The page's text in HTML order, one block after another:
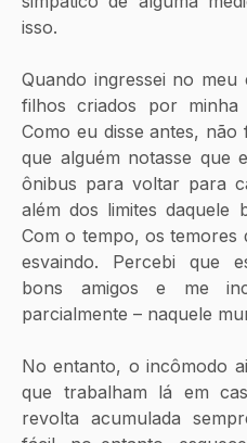
isso.
Quando ingressei no
filhos criados por
Como eu disse antes,
que alguém notasse que
ônibus para voltar para
além dos limites daquele
Com o tempo, os temores
esvaindo. Percebi que
bons amigos e me
parcialmente – naquele
No entanto, o incômodo
que trabalham lá em
revolta acumulada